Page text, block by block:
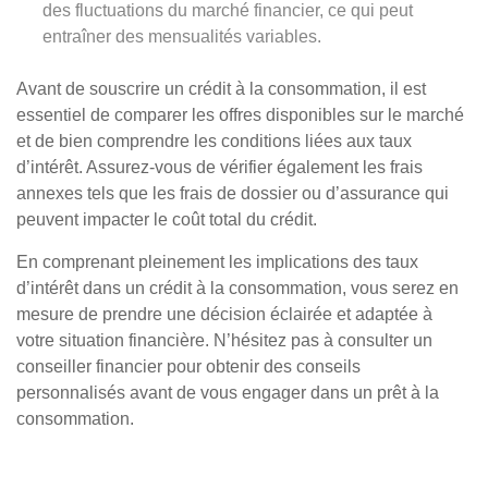
des fluctuations du marché financier, ce qui peut
entraîner des mensualités variables.
Avant de souscrire un crédit à la consommation, il est
essentiel de comparer les offres disponibles sur le marché
et de bien comprendre les conditions liées aux taux
d’intérêt. Assurez-vous de vérifier également les frais
annexes tels que les frais de dossier ou d’assurance qui
peuvent impacter le coût total du crédit.
En comprenant pleinement les implications des taux
d’intérêt dans un crédit à la consommation, vous serez en
mesure de prendre une décision éclairée et adaptée à
votre situation financière. N’hésitez pas à consulter un
conseiller financier pour obtenir des conseils
personnalisés avant de vous engager dans un prêt à la
consommation.